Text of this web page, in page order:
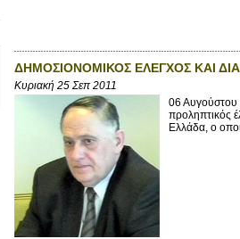
ΔΗΜΟΣΙΟΝΟΜΙΚΟΣ ΕΛΕΓΧΟΣ ΚΑΙ
Κυριακή 25 Σεπ 2011
06
προληπτικός
Ελλάδα, ο